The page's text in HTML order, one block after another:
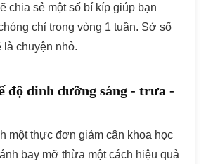
chia sẻ một số bí kíp giúp bạn
chỉ trong vòng 1 tuần. Sở số
là chuyện nhỏ.
độ dinh dưỡng sáng - trưa -
một thực đơn giảm cân khoa học
bay mỡ thừa một cách hiệu quả